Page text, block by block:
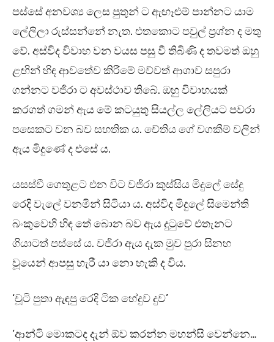
පස්සේ අනවශ්‍ය ලෙස පුතුන් ට ඇඟෑළුම් පාන්නට යාම
ලේලිලා රුස්සන්නේ නැත. එතකොට පවුල් ප්‍රශ්න ද මතු
වේ. අස්විද විවාහ වන වයස පසු වී තිබිණි ද තවමත් ඔහු
ළඟින් හිඳ ආවතේව කිරීමේ මව්වත් ආශාව සපුරා
ගන්නට වජිරා ට අවස්ථාව තිබේ. ඔහු විවාහයක්
කරගත් ගමන් ඇය මේ කටයුතු සියල්ල ලේලියට පවරා
පසෙකට වන බව සහතික ය. චේතිය ගේ වගකීම් වලින්
ඇය මිදුණේ ද එසේ ය.
යසස්වී ගෙතුළට එන විට වජිරා කුස්සිය මිදුලේ සේදු
රෙදි වැලේ වනමින් සිටියා ය. අස්විද මිදුලේ සිමෙන්ති
බංකුවෙහි හිඳ තේ බොන බව ඇය දුටුවේ එතැනට
ගියාටත් පස්සේ ය. වජිරා ඇය දැක මුව පුරා සිනහ
වූයෙන් ආපසු හැරී යා නො හැකි ද විය.
‘චූටි පුතා ඇඳපු රෙදි ටික හේදුව දුව’
‘ආන්ටි මොකටද දැන් ඕව කරන්න මහන්සි වෙන්නෙ…